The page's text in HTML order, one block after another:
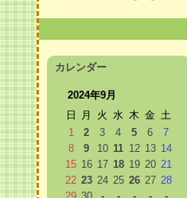
カレンダー
2024年9月
日
月 火 水 木 金 土
1
2 3 4 5 6
7
8
9 10 11 12 13 14
15 16 17 18 19 20 21
22 23 24 25 26 27 28